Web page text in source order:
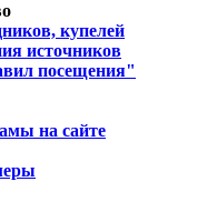
купелей
источников
посещения"
на сайте